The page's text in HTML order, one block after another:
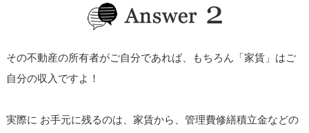
その不動産の所有者がご自分であれば、もちろん「家賃」はご
自分の収入ですよ！
実際に お手元に残るのは、家賃から、管理費修繕積立金などの